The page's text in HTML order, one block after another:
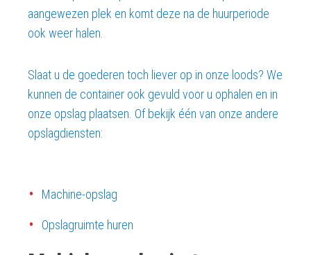
aangewezen plek en komt deze na de huurperiode
ook weer halen.
Slaat u de goederen toch liever op in onze loods? We
kunnen de container ook gevuld voor u ophalen en in
onze opslag plaatsen. Of bekijk één van onze andere
opslagdiensten:
Machine-opslag
Opslagruimte huren